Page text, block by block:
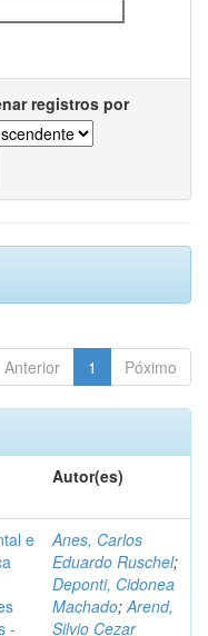
registros por
Anterior 1 Póximo
Autor(es)
e
-
Anes, Carlos
Eduardo Ruschel;
Deponti, Cidonea
Machado;Arend,
Silvio Cezar